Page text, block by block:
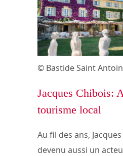
© Bastide Saint
Jacques Chibois:
tourisme local
Au fil des ans,
devenu aussi un